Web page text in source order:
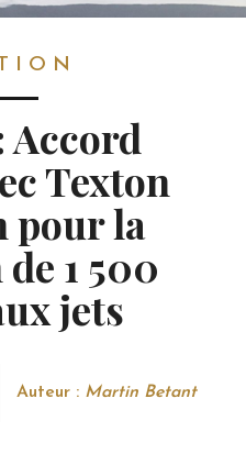
Accord
Texton
pour la
1 500
jets
Auteur : Martin Betant